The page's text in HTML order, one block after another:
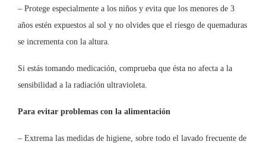
– Protege especialmente a los niños y evita que los menores de 3
años estén expuestos al sol y no olvides que el riesgo de quemaduras
se incrementa con la altura.
Si estás tomando medicación, comprueba que ésta no afecta a la
sensibilidad a la radiación ultravioleta.
Para evitar problemas con la alimentación
– Extrema las medidas de higiene, sobre todo el lavado frecuente de